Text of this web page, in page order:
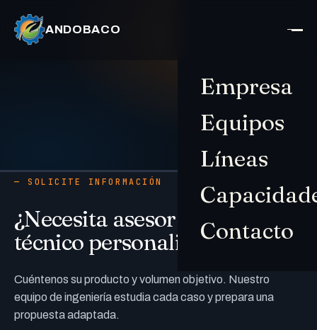
ANDOBACO
Empresa
Equipos
Líneas
Contacto
— SOLICITE INFORMACIÓN
¿Necesita asesoramiento
técnico personalizado?
Cuéntenos su producto y volumen objetivo. Nuestro
equipo de ingeniería estudia cada caso y prepara una
propuesta adaptada.